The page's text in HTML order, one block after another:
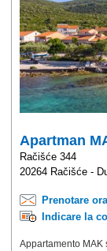
Apartman
Račišće 344
20264 Račišće -
Prenotare ora
Indicare la
Appartamento